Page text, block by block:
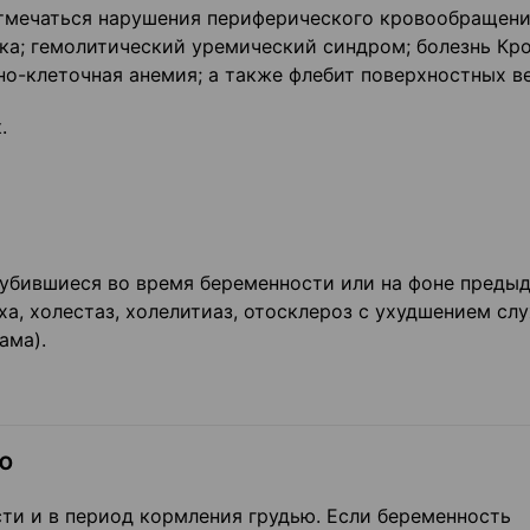
нарушения периферического
гемолитический уремический синдром; болезнь
клеточная анемия; а также флебит поверхностных
во время беременности или на фоне
холестаз, холелитиаз, отосклероз с ухудшением
и в период кормления грудью. Если беременность